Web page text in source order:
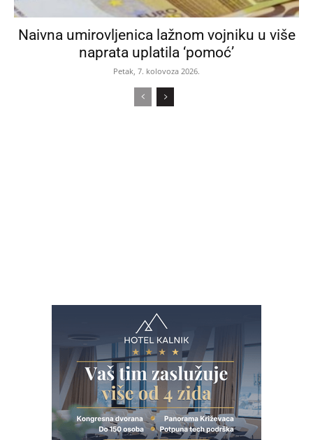
Naivna umirovljenica lažnom vojniku u više
naprata uplatila ‘pomoć’
Petak, 7. kolovoza 2026.